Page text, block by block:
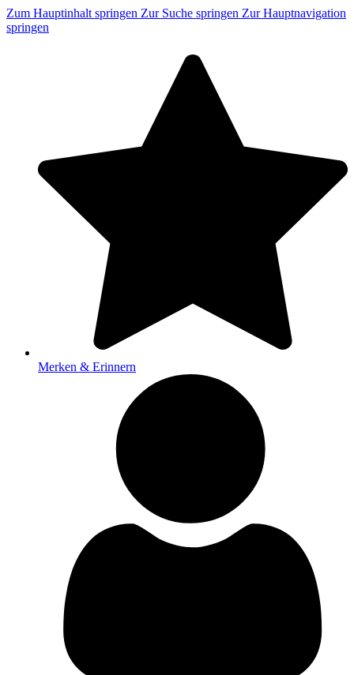
Zum Hauptinhalt springen Zur Suche springen Zur Hauptnavigation
springen
Merken & Erinnern